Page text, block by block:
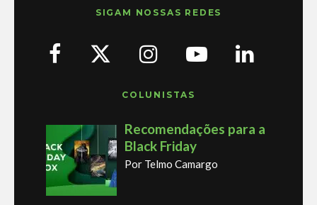
SIGAM NOSSAS REDES
COLUNISTAS
Recomendações para a
Black Friday
Por Telmo Camargo